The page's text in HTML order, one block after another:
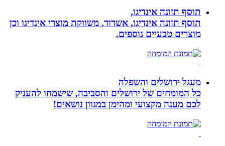
תוסף תזונה אינדיגו,
תוסף תזונה אינדיגו, אשדוד. משווקת מוצרי אינדיגו וכן
מוצרים טבעיים נוספים.
מעגל ירושלים והשפלה
כל המומחים של ירושלים והסביבה, שישמחו להעניק
לכם מענה מקצועי ומהימן במגוון נושאים!